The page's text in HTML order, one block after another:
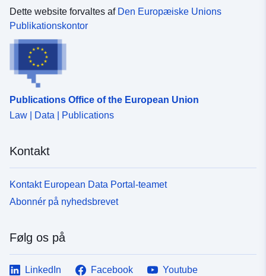
Dette website forvaltes af Den Europæiske Unions
Publikationskontor
Publications Office of the European Union
Law | Data | Publications
Kontakt
Kontakt European Data Portal-teamet
Abonnér på nyhedsbrevet
Følg os på
LinkedIn Facebook
Youtube